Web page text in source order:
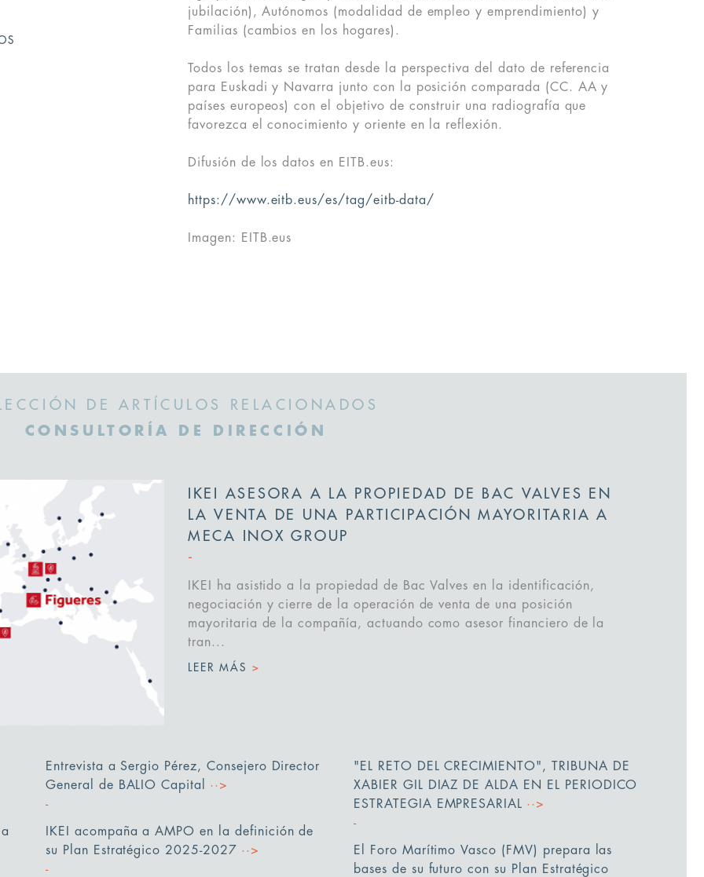
jubilación), Autónomos (modalidad de empleo y emprendimiento) y
Familias (cambios en los hogares).
Todos los temas se tratan desde la perspectiva del dato de referencia
para Euskadi y Navarra junto con la posición comparada (CC. AA y
países europeos) con el objetivo de construir una radiografía que
favorezca el conocimiento y oriente en la reflexión.
Difusión de los datos en EITB.eus:
https://www.eitb.eus/es/tag/eitb-data/
Imagen: EITB.eus
DE ARTÍCULOS RELACIONADOS
CONSULTORÍA DE DIRECCIÓN
IKEI ASESORA A LA PROPIEDAD DE BAC VALVES EN
LA VENTA DE UNA PARTICIPACIÓN MAYORITARIA A
MECA INOX GROUP
IKEI ha asistido a la propiedad de Bac Valves en la identificación,
negociación y cierre de la operación de venta de una posición
mayoritaria de la compañía, actuando como asesor financiero de la
tran...
LEER MÁS >
Entrevista a Sergio Pérez, Consejero Director
General de BALIO Capital
··>
IKEI acompaña a AMPO en la definición de
su Plan Estratégico 2025-2027 ··>
"EL RETO DEL CRECIMIENTO", TRIBUNA DE
XABIER GIL DIAZ DE ALDA EN EL PERIODICO
ESTRATEGIA EMPRESARIAL ··>
El Foro Marítimo Vasco (FMV) prepara las
bases de su futuro con su Plan Estratégico